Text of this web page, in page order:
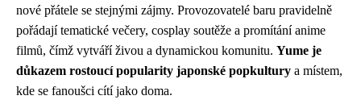
nové přátele se stejnými zájmy. Provozovatelé baru pravidelně
pořádají tematické večery, cosplay soutěže a promítání anime
filmů, čímž vytváří živou a dynamickou komunitu. Yume je
důkazem rostoucí popularity japonské popkultury a místem,
kde se fanoušci cítí jako doma.